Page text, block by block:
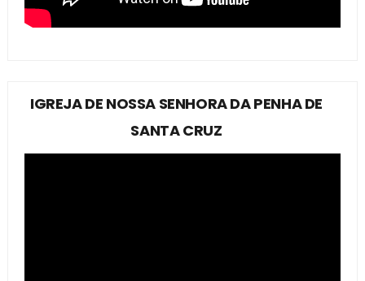
IGREJA DE NOSSA SENHORA DA PENHA DE
SANTA CRUZ